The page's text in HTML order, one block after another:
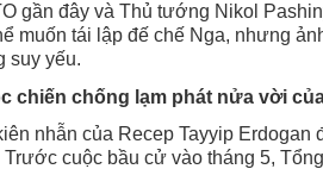
gần đây và Thủ tướng Nikol
muốn tái lập đế chế Nga, nhưng
suy yếu.
chiến chống lạm phát nửa vời
nhẫn của Recep Tayyip Erdogan
Trước cuộc bầu cử vào tháng 5,